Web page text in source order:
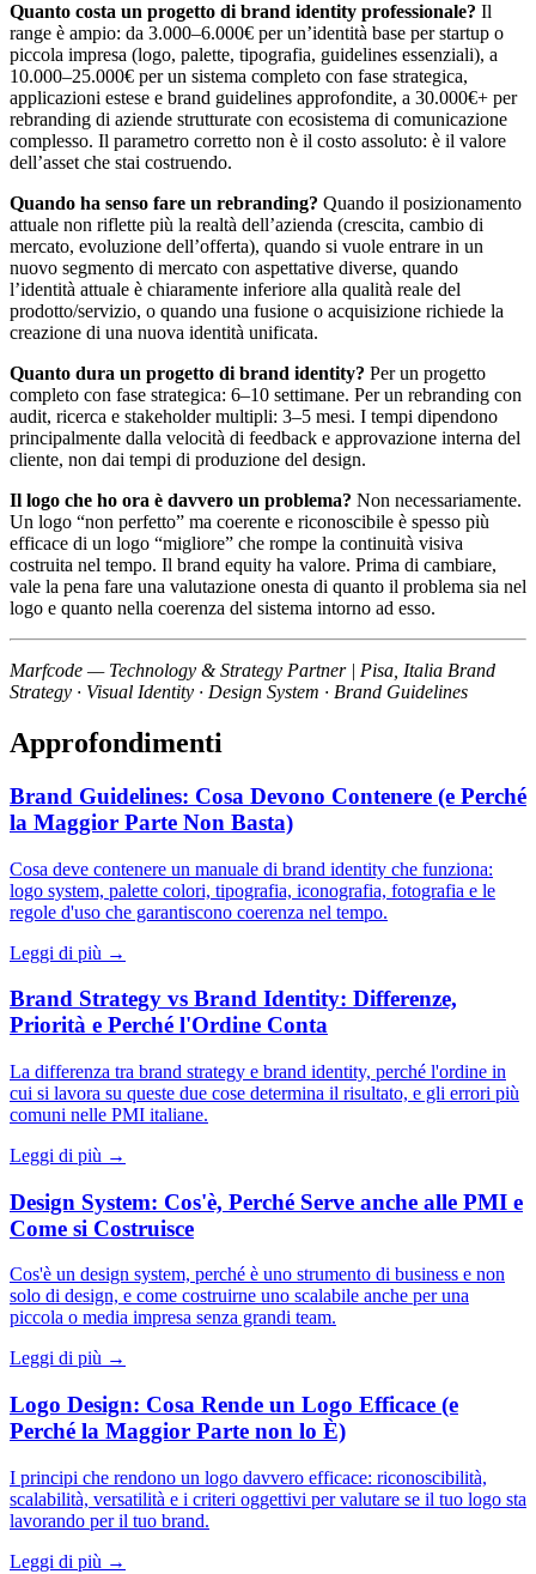
Quanto costa un progetto di brand identity professionale? Il
range è ampio: da 3.000–6.000€ per un’identità base per startup o
piccola impresa (logo, palette, tipografia, guidelines essenziali), a
10.000–25.000€ per un sistema completo con fase strategica,
applicazioni estese e brand guidelines approfondite, a 30.000€+ per
rebranding di aziende strutturate con ecosistema di comunicazione
complesso. Il parametro corretto non è il costo assoluto: è il valore
dell’asset che stai costruendo.
Quando ha senso fare un rebranding? Quando il posizionamento
attuale non riflette più la realtà dell’azienda (crescita, cambio di
mercato, evoluzione dell’offerta), quando si vuole entrare in un
nuovo segmento di mercato con aspettative diverse, quando
l’identità attuale è chiaramente inferiore alla qualità reale del
prodotto/servizio, o quando una fusione o acquisizione richiede la
creazione di una nuova identità unificata.
Quanto dura un progetto di brand identity? Per un progetto
completo con fase strategica: 6–10 settimane. Per un rebranding con
audit, ricerca e stakeholder multipli: 3–5 mesi. I tempi dipendono
principalmente dalla velocità di feedback e approvazione interna del
cliente, non dai tempi di produzione del design.
Il logo che ho ora è davvero un problema? Non necessariamente.
Un logo “non perfetto” ma coerente e riconoscibile è spesso più
efficace di un logo “migliore” che rompe la continuità visiva
costruita nel tempo. Il brand equity ha valore. Prima di cambiare,
vale la pena fare una valutazione onesta di quanto il problema sia nel
logo e quanto nella coerenza del sistema intorno ad esso.
Marfcode — Technology & Strategy Partner | Pisa, Italia Brand
Strategy · Visual Identity · Design System · Brand Guidelines
Approfondimenti
Brand Guidelines: Cosa Devono Contenere (e Perché
la Maggior Parte Non Basta)
Cosa deve contenere un manuale di brand identity che funziona:
logo system, palette colori, tipografia, iconografia, fotografia e le
regole d'uso che garantiscono coerenza nel tempo.
Leggi di più →
Brand Strategy vs Brand Identity: Differenze,
Priorità e Perché l'Ordine Conta
La differenza tra brand strategy e brand identity, perché l'ordine in
cui si lavora su queste due cose determina il risultato, e gli errori più
comuni nelle PMI italiane.
Leggi di più →
Design System: Cos'è, Perché Serve anche alle PMI e
Come si Costruisce
Cos'è un design system, perché è uno strumento di business e non
solo di design, e come costruirne uno scalabile anche per una
piccola o media impresa senza grandi team.
Leggi di più →
Logo Design: Cosa Rende un Logo Efficace (e
Perché la Maggior Parte non lo È)
I principi che rendono un logo davvero efficace: riconoscibilità,
scalabilità, versatilità e i criteri oggettivi per valutare se il tuo logo sta
lavorando per il tuo brand.
Leggi di più →